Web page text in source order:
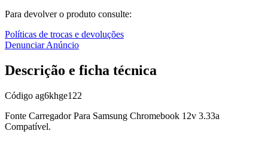
Para devolver o produto consulte:
Políticas de trocas e devoluções
Denunciar Anúncio
Descrição e ficha técnica
Código ag6khge122
Fonte Carregador Para Samsung Chromebook 12v 3.33a
Compatível.